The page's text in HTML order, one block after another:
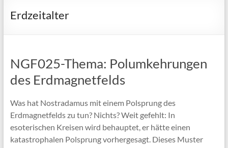
Erdzeitalter
NGF025-Thema: Polumkehrungen
des Erdmagnetfelds
Was hat Nostradamus mit einem Polsprung des
Erdmagnetfelds zu tun? Nichts? Weit gefehlt: In
esoterischen Kreisen wird behauptet, er hätte einen
katastrophalen Polsprung vorhergesagt. Dieses Muster